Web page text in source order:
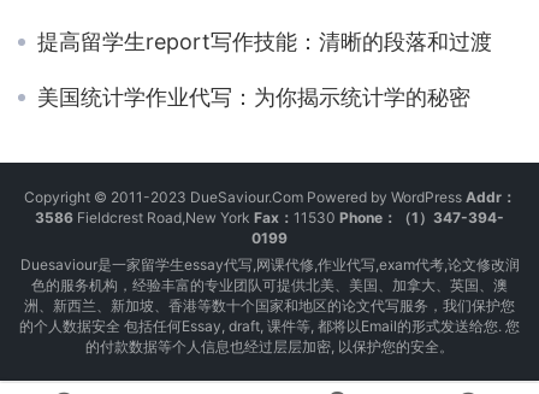
提高留学生report写作技能：清晰的段落和过渡
美国统计学作业代写：为你揭示统计学的秘密
Copyright © 2011-2023 DueSaviour.Com Powered by WordPress Addr：
3586 Fieldcrest Road,New York Fax： 11530 Phone：（1）347-394-
0199
Duesaviour是一家留学生essay代写,网课代修,作业代写,exam代考,论文修改润
色的服务机构，经验丰富的专业团队可提供北美、美国、加拿大、英国、澳
洲、新西兰、新加坡、香港等数十个国家和地区的论文代写服务，我们保护您
的个人数据安全 包括任何Essay, draft, 课件等, 都将以Email的形式发送给您. 您
的付款数据等个人信息也经过层层加密, 以保护您的安全。